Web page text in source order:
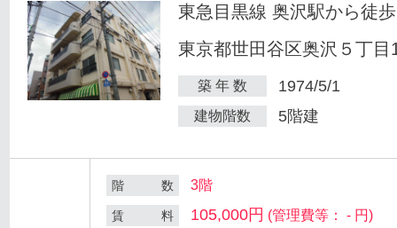
東急目黒線 奥沢駅から徒
東京都世田谷区奥沢５丁目
築 年 数 1974/5/1
建物階数 5階建
階 数 3階
賃 料 105,000円 (管理費等： - 円)